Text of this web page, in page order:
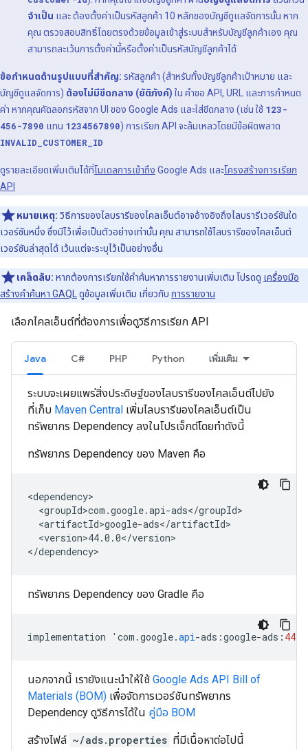
จำเป็น และ ต้องตั้งค่าเป็นรหัสลูกค้า 10 หลักของบัญชีดูแลจัดการนั้น หาก
คุณ ตรวจสอบสิทธิ์โดยตรงด้วยข้อมูลเข้าสู่ระบบสำหรับบัญชีลูกค้าเอง คุณ
สามารถละเว้นการตั้งค่านี้หรือตั้งค่าเป็นรหัสบัญชีลูกค้าได้
ข้อกำหนดด้านรูปแบบที่สำคัญ: รหัสลูกค้า (สำหรับทั้งบัญชีลูกค้าเป้าหมาย และ
บัญชีดูแลจัดการ) ต้องไม่มีขีดกลาง (ยัติภังค์) ใน คำขอ API, URL และการกำหนด
ค่า หากคุณคัดลอกรหัสจาก UI ของ Google Ads และใส่ขีดกลาง (เช่น ใช้ 123-
456-7890 แทน 1234567890) การเรียก API จะล้มเหลวโดยมีข้อผิดพลาด
INVALID_CUSTOMER_ID
ดูรายละเอียดเพิ่มเติมได้ที่โมเดลการเข้าถึง Google Ads และโครงสร้างการเรียก
API
หมายเหตุ: วิธีการของไลบรารีของไคลเอ็นต์อาจอ้างอิงถึงไลบรารีเวอร์ชันใด
เวอร์ชันหนึ่ง ซึ่งมีไว้เพื่อเป็นตัวอย่างเท่านั้น คุณ สามารถใช้ไลบรารีของไคลเอ็นต์
เวอร์ชันล่าสุดได้ เว้นแต่จะระบุไว้เป็นอย่างอื่น
เคล็ดลับ: หากต้องการเรียกใช้คําค้นหาการรายงานเพิ่มเติม โปรดดู เครื่องมือ
สร้างคําค้นหา GAQL
ดูข้อมูลเพิ่มเติม เกี่ยวกับ การรายงาน
เลือกไคลเอ็นต์ที่ต้องการเพื่อดูวิธีการเรียก API
Java C# PHP Python เพิ่มเติม
ระบบจะเผยแพร่สิ่งประดิษฐ์ของไลบรารีของไคลเอ็นต์ไปยัง
ที่เก็บ Maven Central เพิ่มไลบรารีของไคลเอ็นต์เป็น
ทรัพยากร Dependency ลงในโปรเจ็กต์โดยทำดังนี้
ทรัพยากร Dependency ของ Maven คือ
<version>44.0.0</version>
ทรัพยากร Dependency ของ Gradle คือ
implementation ' com .google.api-ads :google-ads :
นอกจากนี้ เรายังแนะนำให้ใช้ Google Ads API Bill of
Materials (BOM) เพื่อจัดการเวอร์ชันทรัพยากร
Dependency ดูวิธีการได้ใน คู่มือ BOM
สร้างไฟล์ ~/ads.properties ที่มีเนื้อหาต่อไปนี้